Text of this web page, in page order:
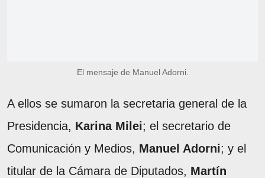
El mensaje de Manuel Adorni.
A ellos se sumaron la secretaria general de la
Presidencia, Karina Milei; el secretario de
Comunicación y Medios, Manuel Adorni; y el
titular de la Cámara de Diputados, Martín